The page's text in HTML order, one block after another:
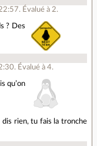
. Évalué à 2.
? Des
. Évalué à 4.
qu’on
dis rien, tu fais la tronche